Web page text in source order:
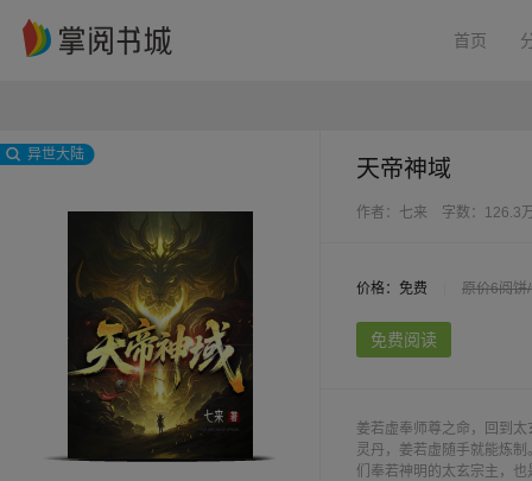
首页
异世大陆
天帝神域
作者：七来 字数：126.3
价格：免费 原价6阅饼
免费阅读
姜若虚奉师尊之命，回到
灵丹，姜若虚随手就能炼
们奉若神明的太玄宗主，